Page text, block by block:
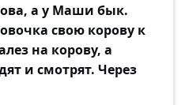
а у Маши бык.
свою корову к
на корову, а
и смотрят. Через